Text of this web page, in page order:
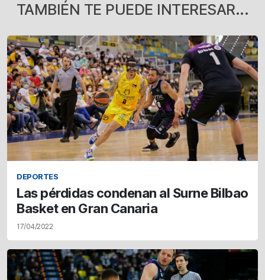
TAMBIÉN TE PUEDE INTERESAR...
DEPORTES
Las pérdidas condenan al Surne Bilbao
Basket en Gran Canaria
17/04/2022